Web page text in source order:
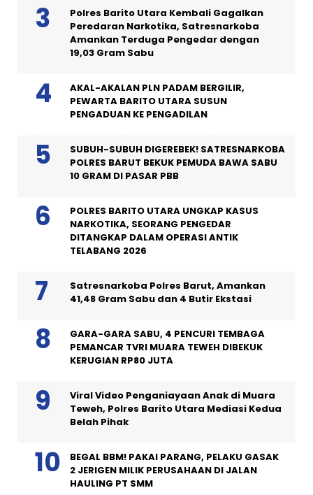
Polres Barito Utara Kembali Gagalkan
Peredaran Narkotika, Satresnarkoba
Amankan Terduga Pengedar dengan
19,03 Gram Sabu
AKAL-AKALAN PLN PADAM BERGILIR,
PEWARTA BARITO UTARA SUSUN
PENGADUAN KE PENGADILAN
SUBUH-SUBUH DIGEREBEK! SATRESNARKOBA
POLRES BARUT BEKUK PEMUDA BAWA SABU
10 GRAM DI PASAR PBB
POLRES BARITO UTARA UNGKAP KASUS
NARKOTIKA, SEORANG PENGEDAR
DITANGKAP DALAM OPERASI ANTIK
TELABANG 2026
Satresnarkoba Polres Barut, Amankan
41,48 Gram Sabu dan 4 Butir Ekstasi
GARA-GARA SABU, 4 PENCURI TEMBAGA
PEMANCAR TVRI MUARA TEWEH DIBEKUK
KERUGIAN RP80 JUTA
Viral Video Penganiayaan Anak di Muara
Teweh, Polres Barito Utara Mediasi Kedua
Belah Pihak
BEGAL BBM! PAKAI PARANG, PELAKU GASAK
2 JERIGEN MILIK PERUSAHAAN DI JALAN
HAULING PT SMM